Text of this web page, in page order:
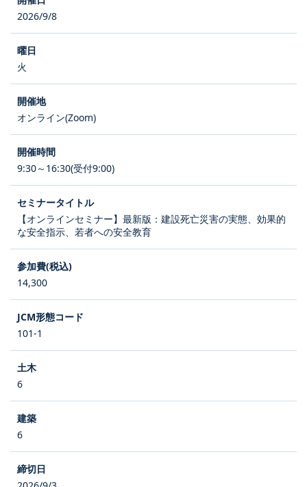
2026/9/8
火
オンライン(Zoom)
9:30～16:30(受付9:00)
【オンラインセミナー】最新版：建設死亡災害の実態、効果的
な安全指示、若者への安全教育
14,300
101-1
6
6